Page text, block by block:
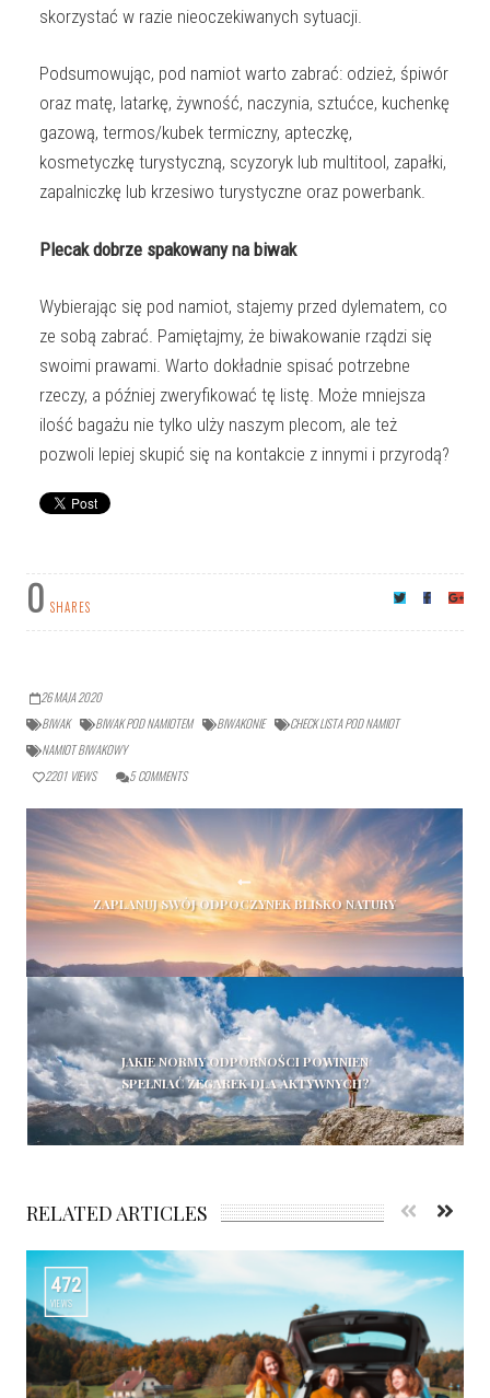
skorzystać w razie nieoczekiwanych sytuacji.
Podsumowując, pod namiot warto zabrać: odzież, śpiwór
oraz matę, latarkę, żywność, naczynia, sztućce, kuchenkę
gazową, termos/kubek termiczny, apteczkę,
kosmetyczkę turystyczną, scyzoryk lub multitool, zapałki,
zapalniczkę lub krzesiwo turystyczne oraz powerbank.
Plecak dobrze spakowany na biwak
Wybierając się pod namiot, stajemy przed dylematem, co
ze sobą zabrać. Pamiętajmy, że biwakowanie rządzi się
swoimi prawami. Warto dokładnie spisać potrzebne
rzeczy, a później zweryfikować tę listę. Może mniejsza
ilość bagażu nie tylko ulży naszym plecom, ale też
pozwoli lepiej skupić się na kontakcie z innymi i przyrodą?
0 SHARES
26 MAJA 2020
BIWAK
BIWAK POD NAMIOTEM BIWAKONIE
CHECK LISTA POD NAMIOT
NAMIOT BIWAKOWY
2201 VIEWS 5 COMMENTS
ZAPLANUJ SWÓJ ODPOCZYNEK BLISKO NATURY
JAKIE NORMY ODPORNOŚCI POWINIEN
SPEŁNIAĆ ZEGAREK DLA AKTYWNYCH?
RELATED ARTICLES
472
VIEWS